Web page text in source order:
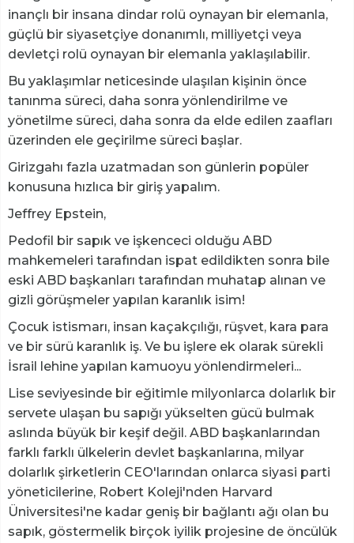
inançlı bir insana dindar rolü oynayan bir elemanla,
güçlü bir siyasetçiye donanımlı, milliyetçi veya
devletçi rolü oynayan bir elemanla yaklaşılabilir.
Bu yaklaşımlar neticesinde ulaşılan kişinin önce
tanınma süreci, daha sonra yönlendirilme ve
yönetilme süreci, daha sonra da elde edilen zaafları
üzerinden ele geçirilme süreci başlar.
Girizgahı fazla uzatmadan son günlerin popüler
konusuna hızlıca bir giriş yapalım.
Jeffrey Epstein,
Pedofil bir sapık ve işkenceci olduğu ABD
mahkemeleri tarafından ispat edildikten sonra bile
eski ABD başkanları tarafından muhatap alınan ve
gizli görüşmeler yapılan karanlık isim!
Çocuk istismarı, insan kaçakçılığı, rüşvet, kara para
ve bir sürü karanlık iş. Ve bu işlere ek olarak sürekli
İsrail lehine yapılan kamuoyu yönlendirmeleri...
Lise seviyesinde bir eğitimle milyonlarca dolarlık bir
servete ulaşan bu sapığı yükselten gücü bulmak
aslında büyük bir keşif değil. ABD başkanlarından
farklı farklı ülkelerin devlet başkanlarına, milyar
dolarlık şirketlerin CEO'larından onlarca siyasi parti
yöneticilerine, Robert Koleji'nden Harvard
Üniversitesi'ne kadar geniş bir bağlantı ağı olan bu
sapık, göstermelik birçok iyilik projesine de öncülük